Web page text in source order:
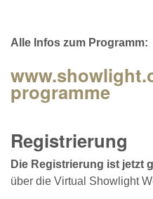
Alle Infos zum Programm:
programme
Registrierung
Die Registrierung ist jetzt
über die Virtual Showlight